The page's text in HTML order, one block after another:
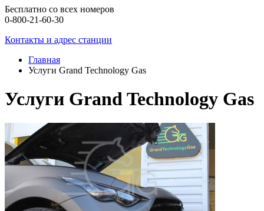
Бесплатно со всех номеров
0-800-21-60-30
Контакты и адрес станции
Главная
Услуги Grand Technology Gas
Услуги Grand Technology Gas